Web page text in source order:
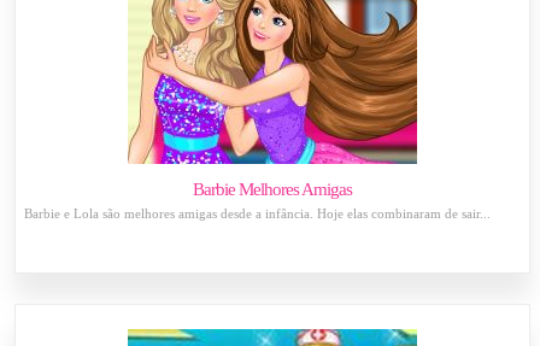
Barbie Melhores Amigas
Barbie e Lola são melhores amigas desde a infância. Hoje elas combinaram de sair...